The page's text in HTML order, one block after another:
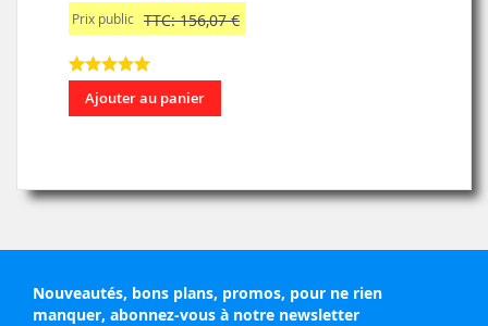
Prix public TTC: 156,07 €
Ajouter au panier
Nouveautés, bons plans, promos, pour ne rien
manquer, abonnez-vous à notre newsletter